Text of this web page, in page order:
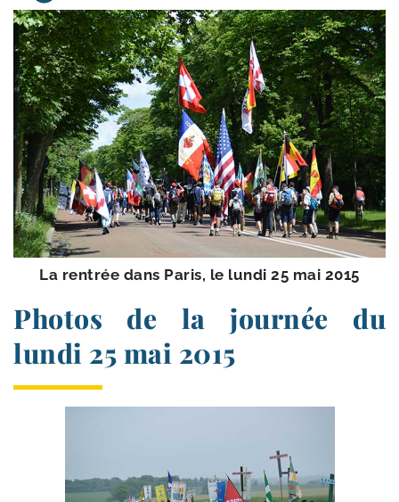
La ren­trée dans Paris, le lun­di 25 mai 2015
Photos de la journée du
lundi 25 mai 2015